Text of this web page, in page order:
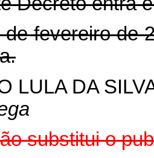
fevereiro de
LULA DA
substitui o